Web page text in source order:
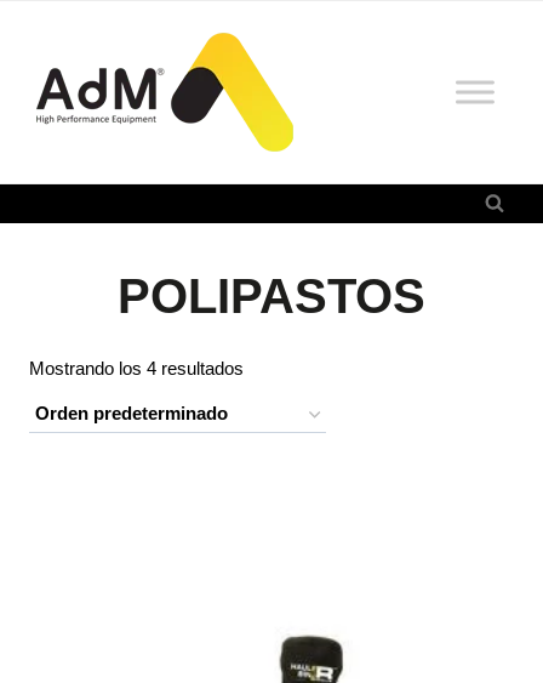
contenido
POLIPASTOS
Mostrando los 4 resultados